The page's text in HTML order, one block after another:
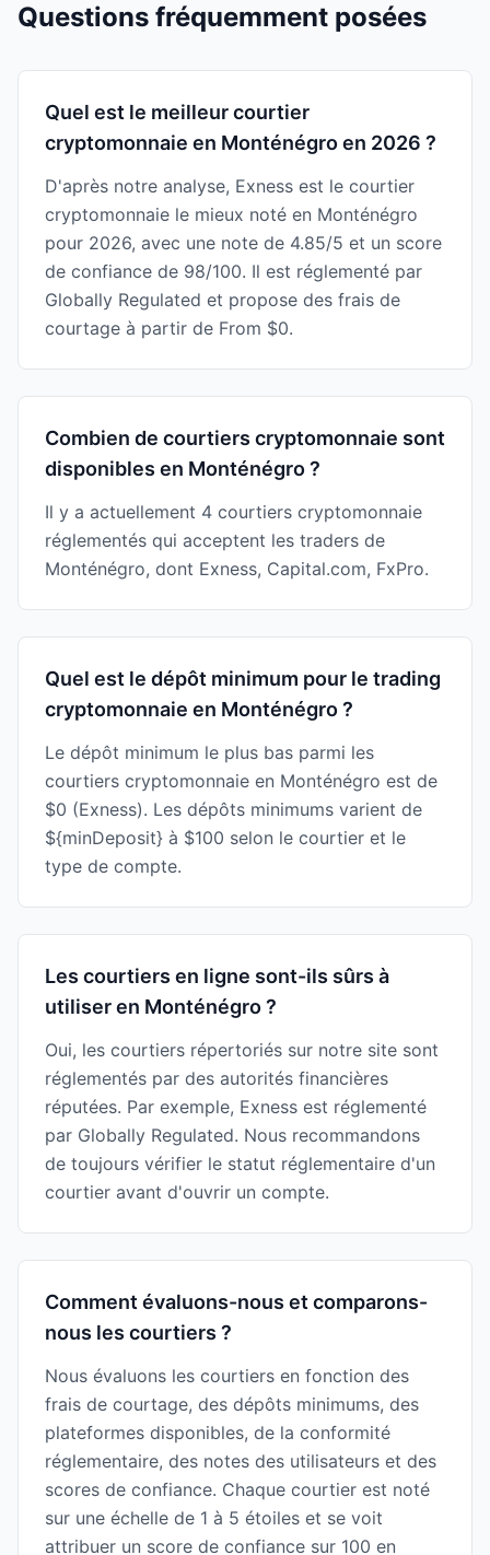
Questions fréquemment posées
Quel est le meilleur courtier
cryptomonnaie en Monténégro en 2026 ?
D'après notre analyse, Exness est le courtier
cryptomonnaie le mieux noté en Monténégro
pour 2026, avec une note de 4.85/5 et un score
de confiance de 98/100. Il est réglementé par
Globally Regulated et propose des frais de
courtage à partir de From $0.
Combien de courtiers cryptomonnaie sont
disponibles en Monténégro ?
Il y a actuellement 4 courtiers cryptomonnaie
réglementés qui acceptent les traders de
Monténégro, dont Exness, Capital.com, FxPro.
Quel est le dépôt minimum pour le trading
cryptomonnaie en Monténégro ?
Le dépôt minimum le plus bas parmi les
courtiers cryptomonnaie en Monténégro est de
$0 (Exness). Les dépôts minimums varient de
${minDeposit} à $100 selon le courtier et le
type de compte.
Les courtiers en ligne sont-ils sûrs à
utiliser en Monténégro ?
Oui, les courtiers répertoriés sur notre site sont
réglementés par des autorités financières
réputées. Par exemple, Exness est réglementé
par Globally Regulated. Nous recommandons
de toujours vérifier le statut réglementaire d'un
courtier avant d'ouvrir un compte.
Comment évaluons-nous et comparons-
nous les courtiers ?
Nous évaluons les courtiers en fonction des
frais de courtage, des dépôts minimums, des
plateformes disponibles, de la conformité
réglementaire, des notes des utilisateurs et des
scores de confiance. Chaque courtier est noté
sur une échelle de 1 à 5 étoiles et se voit
attribuer un score de confiance sur 100 en